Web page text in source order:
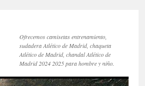
Ofrecemos camisetas entrenamiento,
sudadera Atlético de Madrid, chaqueta
Atlético de Madrid, chandal Atlético de
Madrid 2024 2025 para hombre y niño.